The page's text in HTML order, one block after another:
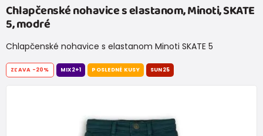
Chlapčenské nohavice s elastanom, Minoti, SKATE
5, modré
Chlapčenské nohavice s elastanom Minoti SKATE 5
ZĽAVA -20% MIX2+1 POSLEDNÉ KUSY SUN25